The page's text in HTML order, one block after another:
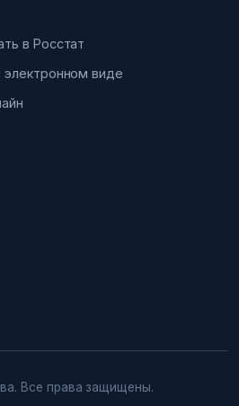
в Росстат
электронном виде
Все права защищены.